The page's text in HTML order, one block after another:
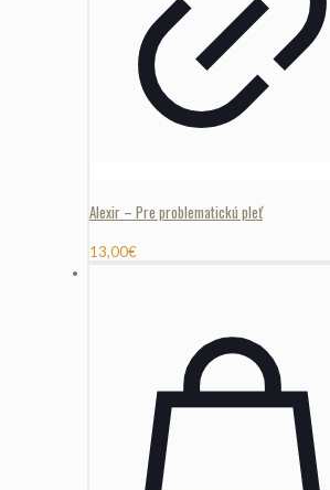
Alexir – Pre problematickú pleť
13,00€